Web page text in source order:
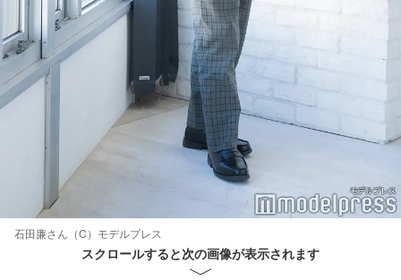
石田廉さん（C）モデルプレス
スクロールすると次の画像が表示されます